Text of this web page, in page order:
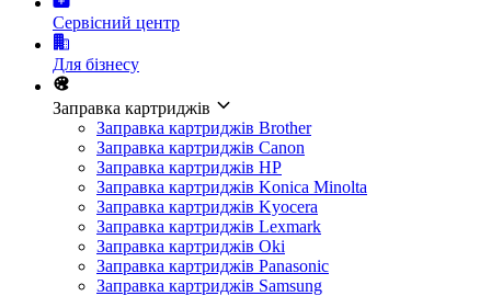
Сервісний центр
Для бізнесу
Заправка картриджів
Заправка картриджів Brother
Заправка картриджів Canon
Заправка картриджів HP
Заправка картриджів Konica Minolta
Заправка картриджів Kyocera
Заправка картриджів Lexmark
Заправка картриджів Oki
Заправка картриджів Panasonic
Заправка картриджів Samsung